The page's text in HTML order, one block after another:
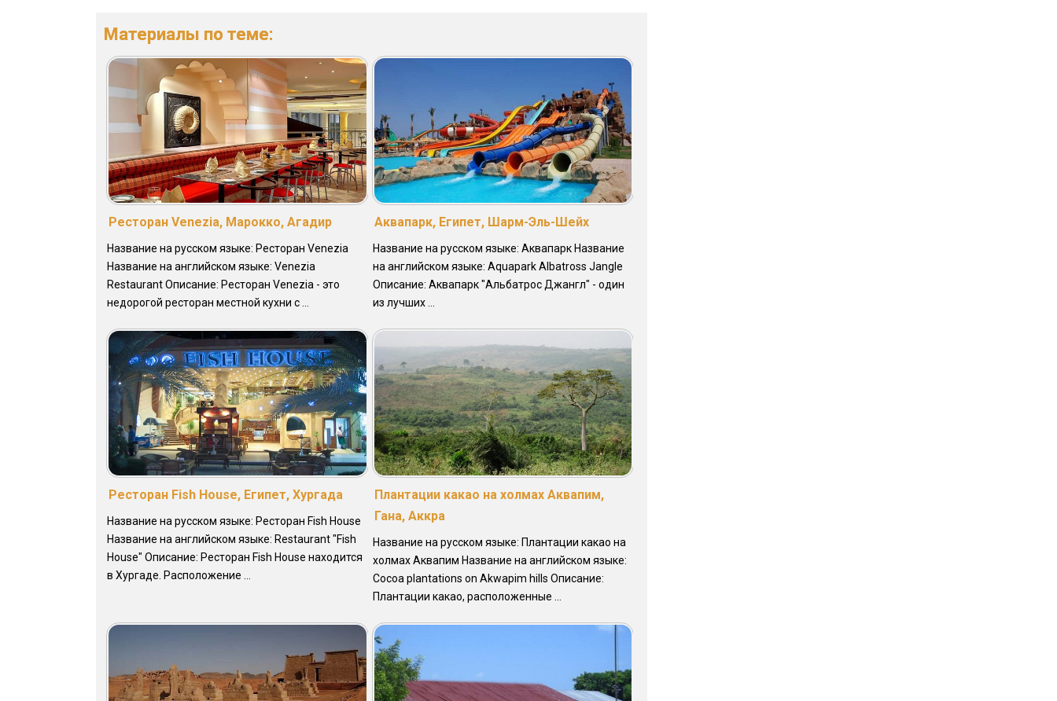
Материалы по теме:
Ресторан Venezia, Марокко, Агадир
Название на русском языке: Ресторан Venezia
Название на английском языке: Venezia
Restaurant Описание: Ресторан Venezia - это
недорогой ресторан местной кухни с ...
Аквапарк, Египет, Шарм-Эль-Шейх
Название на русском языке: Аквапарк Название
на английском языке: Aquapark Albatross Jangle
Описание: Аквапарк "Альбатрос Джангл" - один
из лучших ...
Ресторан Fish House, Египет, Хургада
Название на русском языке: Ресторан Fish House
Название на английском языке: Restaurant "Fish
House" Описание: Ресторан Fish House находится
в Хургаде. Расположение ...
Плантации какао на холмах Аквапим,
Гана, Аккра
Название на русском языке: Плантации какао на
холмах Аквапим Название на английском языке:
Cocoa plantations on Akwapim hills Описание:
Плантации какао, расположенные ...